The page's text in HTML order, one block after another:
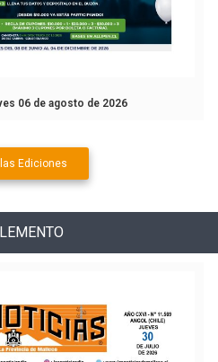
06 de agosto de 2026
Ediciones